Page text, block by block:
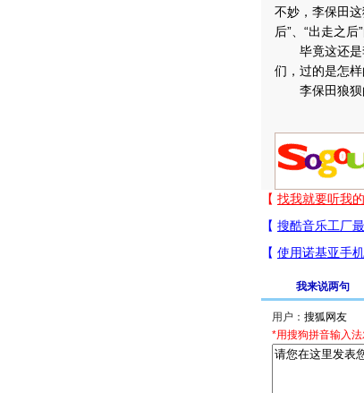
不妙，李保田
后”、“出走之后
毕竟这还是李
们，过的是怎
李保田狼狈的
我来说两句
用户：
*用搜狗拼音输入